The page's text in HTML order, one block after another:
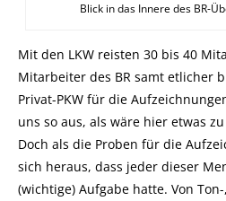
Blick in das Innere des BR-
Mit den LKW reisten 30 bis 40
Mitarbeiter des BR samt etlicher
Privat-PKW für die
uns so aus, als wäre hier etwas
Doch als die Proben für die
sich heraus, dass jeder dieser
(wichtige) Aufgabe hatte. Von